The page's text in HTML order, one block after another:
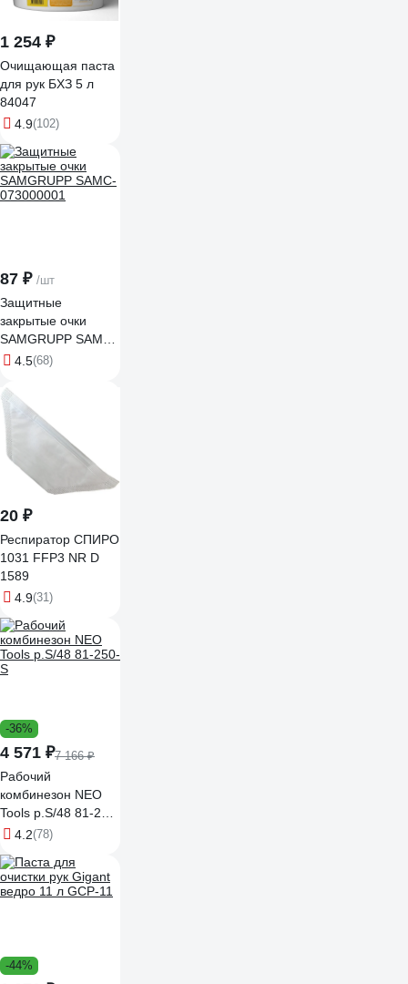
1 254 ₽
Очищающая паста
для рук БХЗ 5 л
84047
4.9(102)
87 ₽ /шт
Защитные
закрытые очки
SAMGRUPP SAMC-
073000001
4.5(68)
20 ₽
Респиратор СПИРО
1031 FFP3 NR D
1589
4.9(31)
-36%
4 571 ₽7 166 ₽
Рабочий
комбинезон NEO
Tools p.S/48 81-250-
S 4.2(78)
-44%